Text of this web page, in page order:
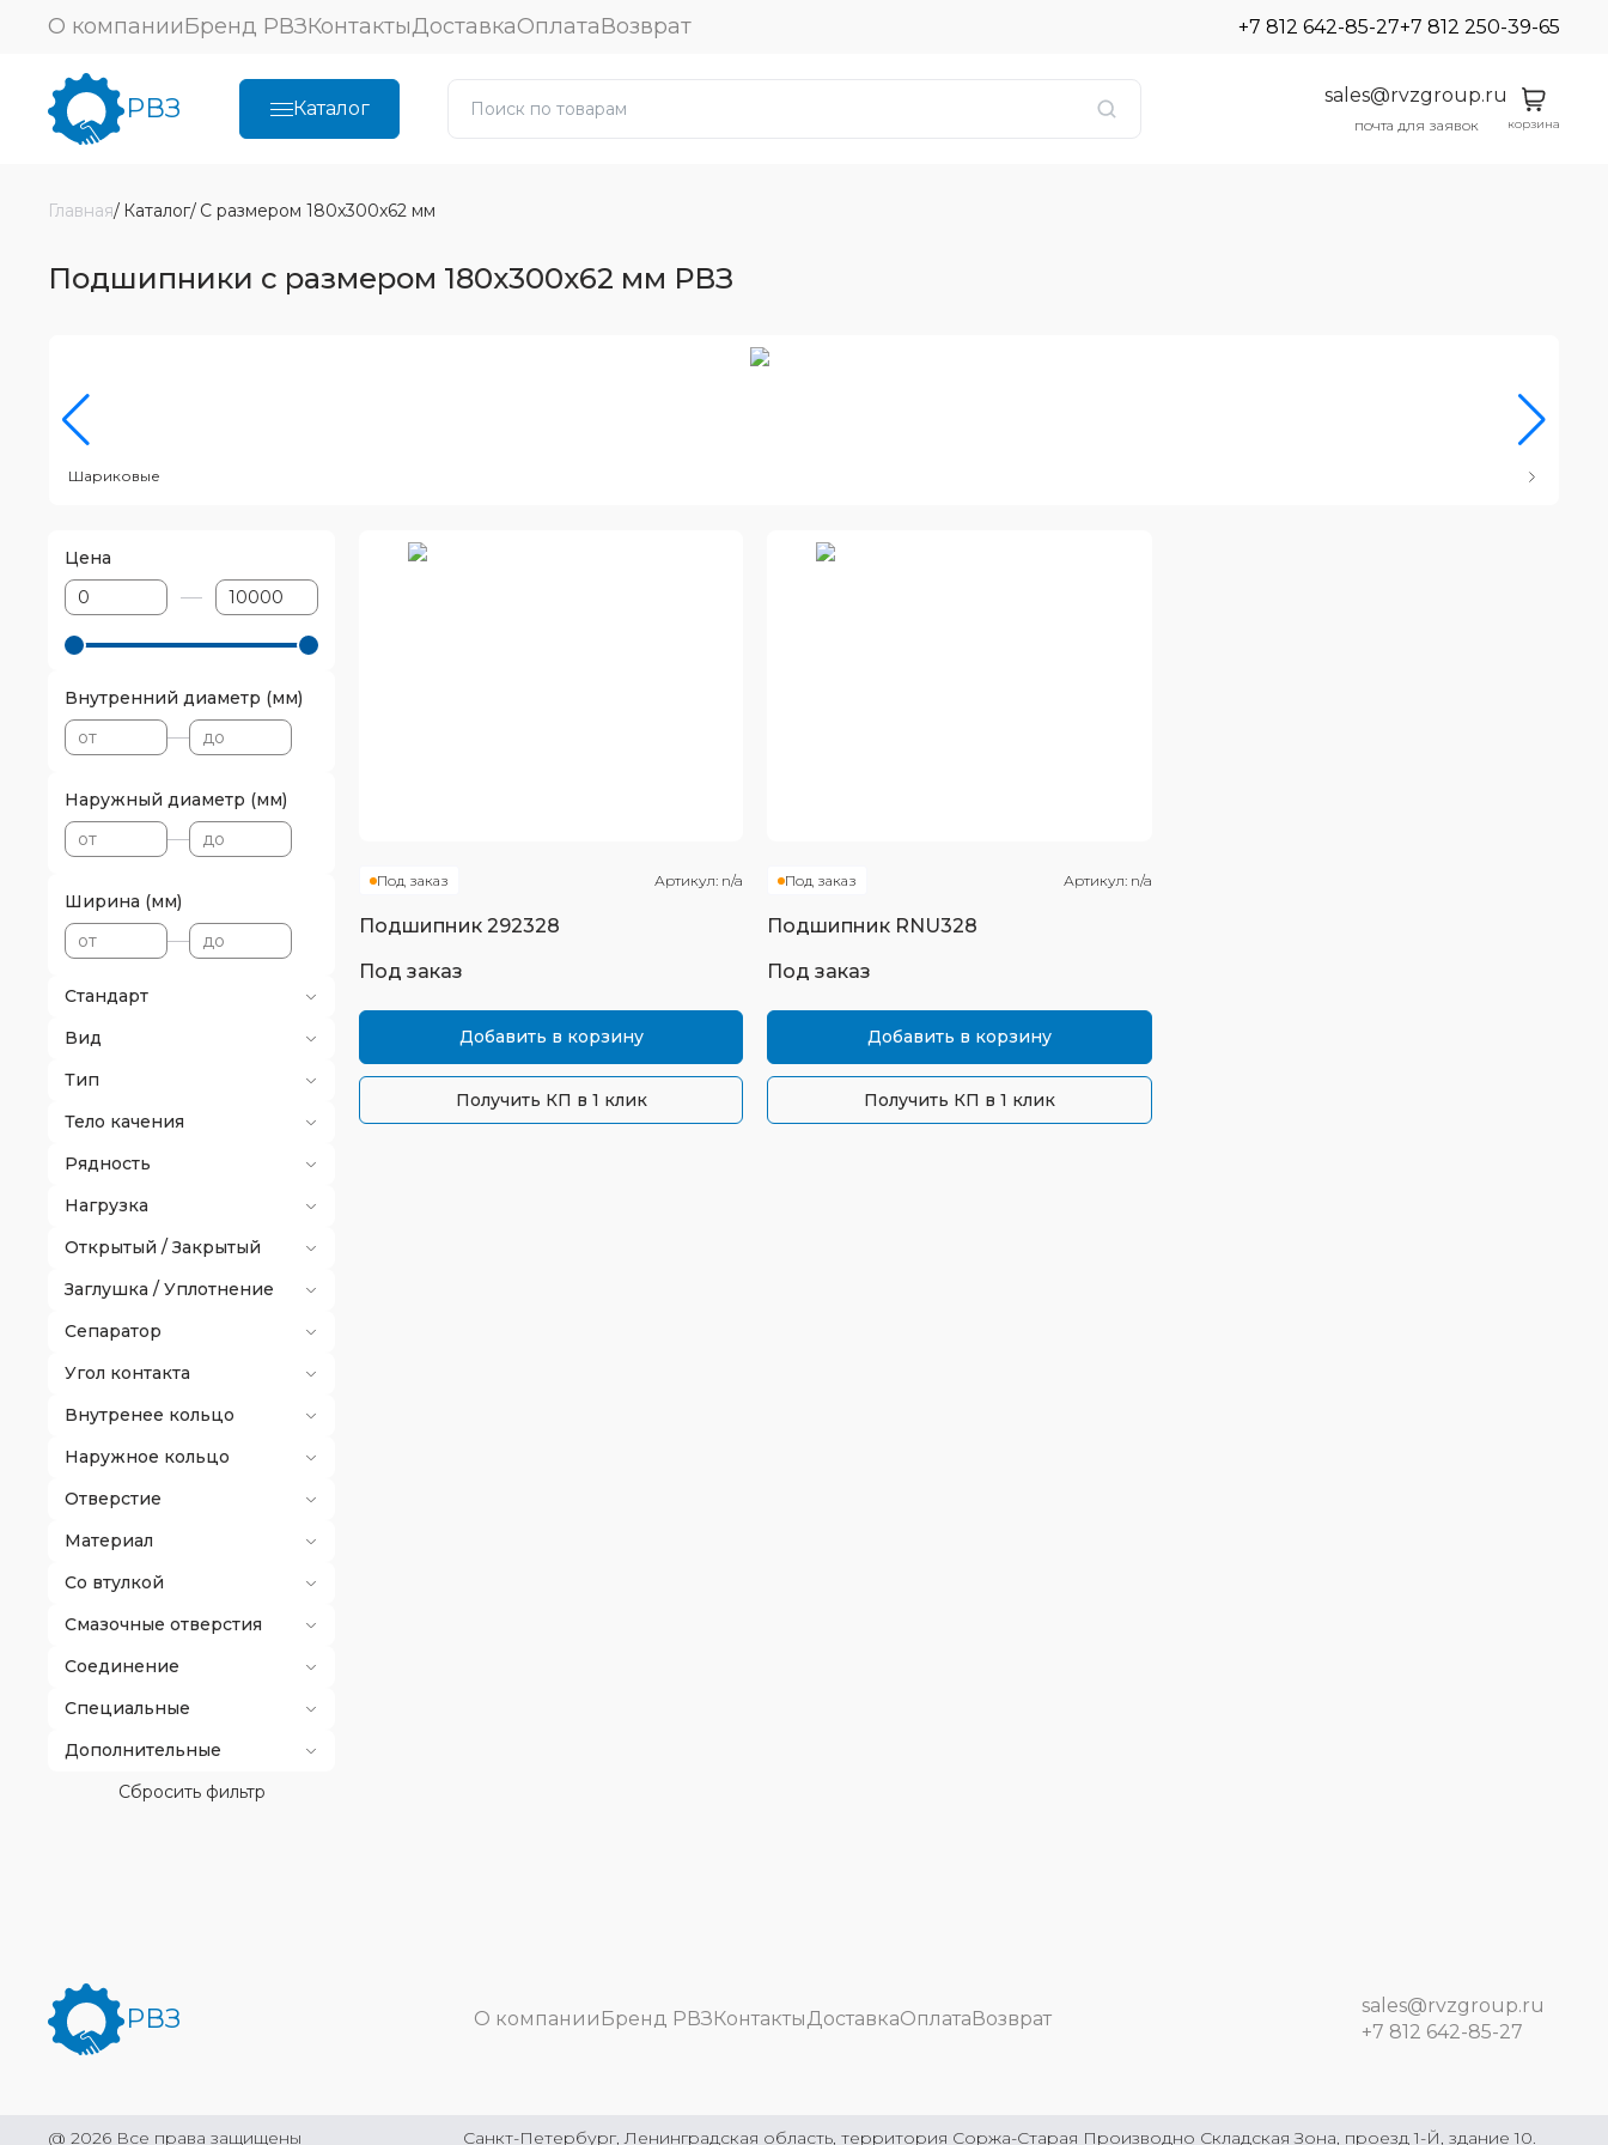
О компанииБренд РВЗКонтактыДоставкаОплатаВозврат +7 812 642-85-27+7 812 250-39-65
РВЗ Каталог
sales@rvzgroup.ru
почта для заявок корзина
Главная Каталог С размером 180x300x62 мм
Подшипники с размером 180x300x62 мм РВЗ
Шариковые
Цена
Внутренний диаметр (мм)
Наружный диаметр (мм)
Ширина (мм)
Стандарт
Вид
Тип
Тело качения
Рядность
Нагрузка
Открытый / Закрытый
Заглушка / Уплотнение
Сепаратор
Угол контакта
Внутренее кольцо
Наружное кольцо
Отверстие
Материал
Со втулкой
Смазочные отверстия
Соединение
Специальные
Дополнительные
Сбросить фильтр
Под заказ Артикул: n/a
Подшипник 292328
Под заказ
Добавить в корзину
Получить КП в 1 клик
Под заказ Артикул: n/a
Подшипник RNU328
Под заказ
Добавить в корзину
Получить КП в 1 клик
РВЗ О компании Бренд РВЗКонтактыДоставкаОплатаВозврат
sales@rvzgroup.ru
+7 812 642-85-27
@ 2026 Все права защищены Санкт-Петербург, Ленинградская область, территория Соржа-Старая Производно Складская Зона, проезд 1-Й, здание 10.